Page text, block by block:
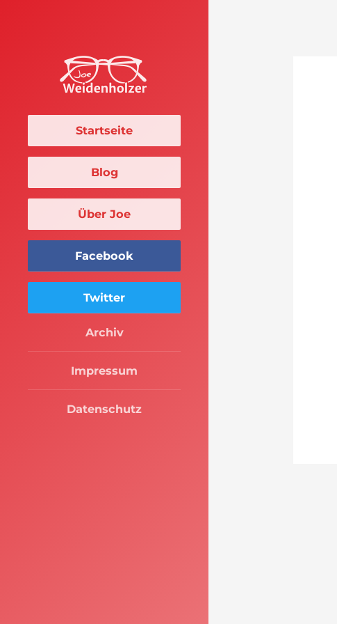
Startseite
Blog
Über Joe
Facebook
Twitter
Archiv
Impressum
Datenschutz